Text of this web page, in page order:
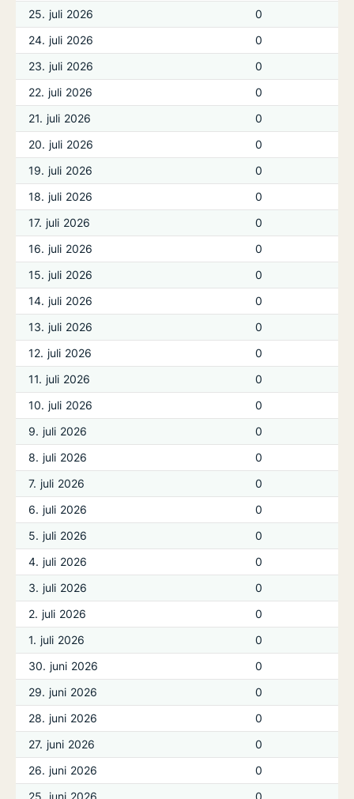
25. juli 2026
0
24. juli 2026
0
23. juli 2026
0
22. juli 2026
0
21. juli 2026
0
20. juli 2026
0
19. juli 2026
0
18. juli 2026
0
17. juli 2026
0
16. juli 2026
0
15. juli 2026
0
14. juli 2026
0
13. juli 2026
0
12. juli 2026
0
11. juli 2026
0
10. juli 2026
0
9. juli 2026
0
8. juli 2026
0
7. juli 2026
0
6. juli 2026
0
5. juli 2026
0
4. juli 2026
0
3. juli 2026
0
2. juli 2026
0
1. juli 2026
0
30. juni 2026
0
29. juni 2026
0
28. juni 2026
0
27. juni 2026
0
26. juni 2026
0
25. juni 2026
0